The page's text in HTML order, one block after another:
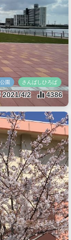
園 さんばしひろば
2021/4/2 4386